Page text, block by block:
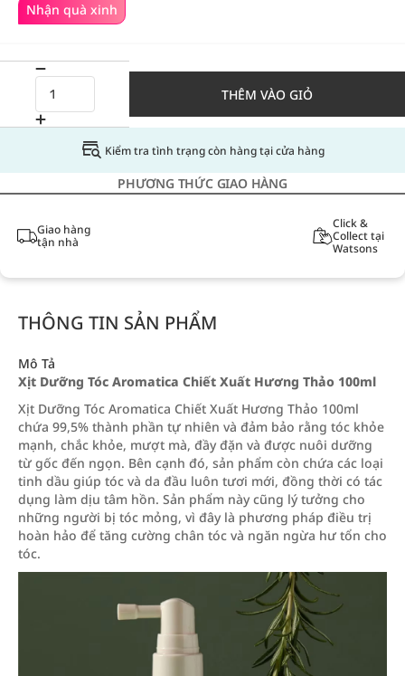
Nhận quà xinh
THÊM VÀO GIỎ
Kiểm tra tình trạng còn hàng tại cửa hàng
PHƯƠNG THỨC GIAO HÀNG
Giao hàng
tận nhà
Click &
Collect tại
Watsons
THÔNG TIN SẢN PHẨM
Mô Tả
Xịt Dưỡng Tóc Aromatica Chiết Xuất Hương Thảo 100ml
Xịt Dưỡng Tóc Aromatica Chiết Xuất Hương Thảo 100ml
chứa 99,5% thành phần tự nhiên và đảm bảo rằng tóc khỏe
mạnh, chắc khỏe, mượt mà, đầy đặn và được nuôi dưỡng
từ gốc đến ngọn. Bên cạnh đó, sản phẩm còn chứa các loại
tinh dầu giúp tóc và da đầu luôn tươi mới, đồng thời có tác
dụng làm dịu tâm hồn. Sản phẩm này cũng lý tưởng cho
những người bị tóc mỏng, vì đây là phương pháp điều trị
hoàn hảo để tăng cường chân tóc và ngăn ngừa hư tổn cho
tóc.